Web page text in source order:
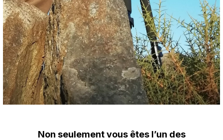
Non seulement vous êtes l’un des